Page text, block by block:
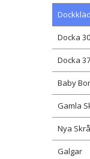
Docka
Docka
Baby
Gamla
Nya
Galgar